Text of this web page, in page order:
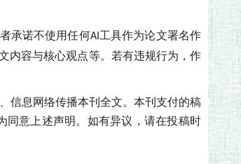
承诺不使用任何AI 工具作为论文署名作
内容与核心观点等。若有违规行为，作
信息网络传播本刊全文。本刊支付的稿
同意上述声明。如有异议，请在投稿时